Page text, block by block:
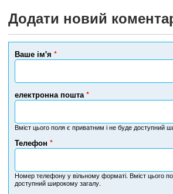
Додати новий
Ваше ім'я *
електронна пошта*
Вміст цього поля є приватним і не буде доступний
Телефон *
Н
м
е
Номер телефону у вільному форматі. Вміст цього
доступний широкому загалу.